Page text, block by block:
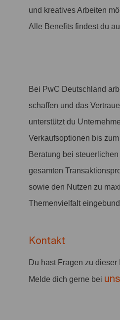
und kreatives Arbeiten
Alle Benefits findest du
Bei PwC Deutschland
schaffen und das
unterstützt du
Verkaufsoptionen bis
Beratung bei
gesamten
sowie den Nutzen zu
Themenvielfalt
Kontakt
Du hast Fragen zu dieser
Melde dich gerne bei uns